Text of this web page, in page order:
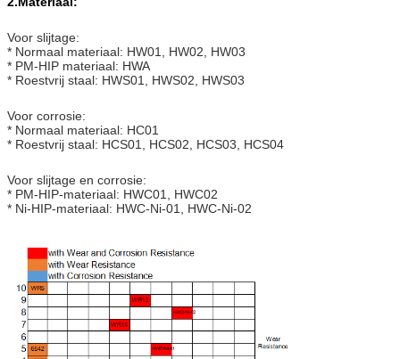
Voor slijtage:
* Normaal materiaal: HW01, HW02, HW03
* PM-HIP materiaal: HWA
* Roestvrij staal: HWS01, HWS02, HWS03
Voor corrosie:
* Normaal materiaal: HC01
* Roestvrij staal: HCS01, HCS02, HCS03, HCS04
Voor slijtage en corrosie:
* PM-HIP-materiaal: HWC01, HWC02
* Ni-HIP-materiaal: HWC-Ni-01, HWC-Ni-02